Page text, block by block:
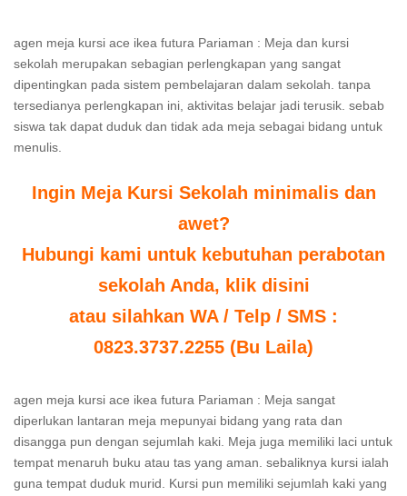
agen meja kursi ace ikea futura Pariaman : Meja dan kursi
sekolah merupakan sebagian perlengkapan yang sangat
dipentingkan pada sistem pembelajaran dalam sekolah. tanpa
tersedianya perlengkapan ini, aktivitas belajar jadi terusik. sebab
siswa tak dapat duduk dan tidak ada meja sebagai bidang untuk
menulis.
Ingin Meja Kursi Sekolah minimalis dan
awet?
Hubungi kami untuk kebutuhan perabotan
sekolah Anda, klik disini
atau silahkan WA / Telp / SMS :
0823.3737.2255 (Bu Laila)
agen meja kursi ace ikea futura Pariaman : Meja sangat
diperlukan lantaran meja mepunyai bidang yang rata dan
disangga pun dengan sejumlah kaki. Meja juga memiliki laci untuk
tempat menaruh buku atau tas yang aman. sebaliknya kursi ialah
guna tempat duduk murid. Kursi pun memiliki sejumlah kaki yang